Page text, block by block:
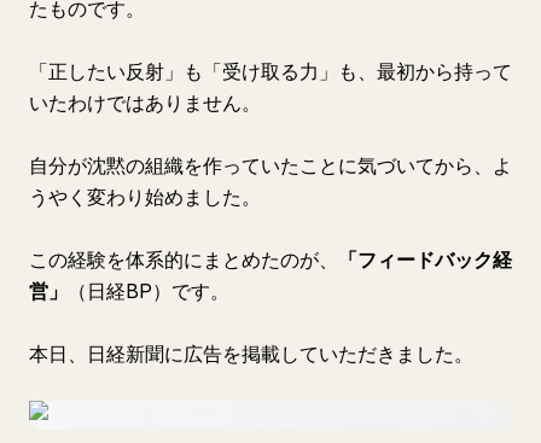
たものです。
「正したい反射」も「受け取る力」も、最初から持って
いたわけではありません。
自分が沈黙の組織を作っていたことに気づいてから、よ
うやく変わり始めました。
この経験を体系的にまとめたのが、
「フィードバック経
営」
（日経BP）です。
本日、日経新聞に広告を掲載していただきました。